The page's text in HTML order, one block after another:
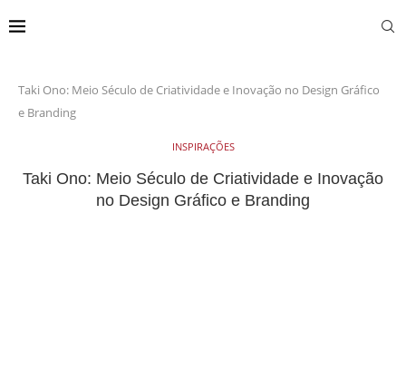
Taki Ono: Meio Século de Criatividade e Inovação no Design Gráfico
e Branding
INSPIRAÇÕES
Taki Ono: Meio Século de Criatividade e Inovação
no Design Gráfico e Branding